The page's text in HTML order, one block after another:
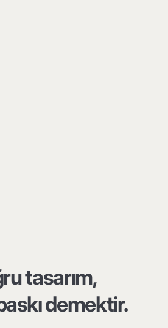
tasarım,
demektir.